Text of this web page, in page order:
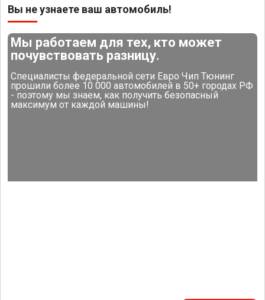
Вы не узнаете ваш автомобиль!
Мы работаем для тех, кто может
почувствовать разницу.
Специалисты федеральной сети Евро Чип Тюнинг
прошили более 10 000 автомобилей в 50+ городах РФ
- поэтому мы знаем, как получить безопасный
максимум от каждой машины!